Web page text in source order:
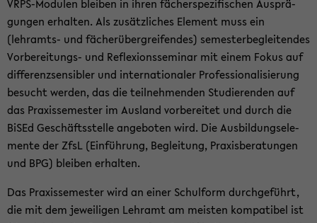
VRPS-​Modulen blei­ben in ihren fä­cher­spe­zi­fi­schen Aus­prä­
gun­gen er­hal­ten. Als zu­sätz­li­ches Ele­ment muss ein
(lehramts-​ und fä­cher­über­grei­fen­des) se­mes­ter­be­glei­ten­des
Vorbereitungs-​ und Re­fle­xi­ons­se­mi­nar mit einem Fokus auf
dif­fe­renz­sen­si­bler und in­ter­na­tio­na­ler Pro­fes­sio­na­li­sie­rung
be­sucht wer­den, das die teil­neh­men­den Stu­die­ren­den auf
das Pra­xis­se­mes­ter im Aus­land vor­be­rei­tet und durch die
BiSEd Ge­schäfts­stel­le an­ge­bo­ten wird. Die Aus­bil­dungs­ele­
men­te der ZfsL (Ein­füh­rung, Be­glei­tung, Pra­xis­be­ra­tun­gen
und BPG) blei­ben er­hal­ten.
Das Pra­xis­se­mes­ter wird an einer Schul­form durch­ge­führt,
die mit dem je­wei­li­gen Lehr­amt am meis­ten kom­pa­ti­bel ist